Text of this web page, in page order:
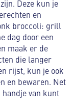
Deze kun je
en
broccoli: grill
dag door een
maak er de
die langer
rijst, kun je ook
en bewaren. Net
van kunt